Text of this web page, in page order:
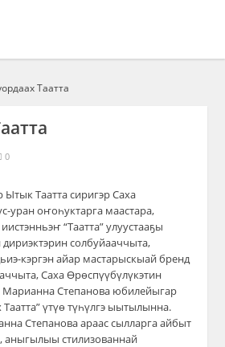
Таатта
0
Ытык Таатта сиригэр Саха
уран оҥоһуктарга маастара,
“Таатта” улуустааҕы
солбуйааччыта,
кэргэн айар мастарыскыай бренд
Саха Өрөспүүбүлүкэтин
Марианна Степанова юбилейыгар
үтүө түһүлгэ ыытылынна.
Степанова араас сылларга айбыт
аныгылыы стилизованнай